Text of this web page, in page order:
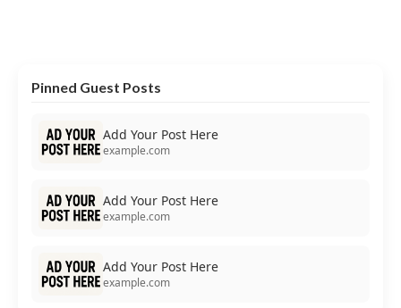
Pinned Guest Posts
Add Your Post Here
example.com
Add Your Post Here
example.com
Add Your Post Here
example.com